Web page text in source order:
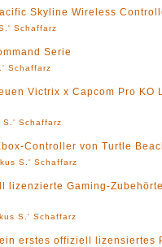
Skyline Wireless
Schaffarz
Serie
Schaffarz
Victrix x Capcom Pro KO
S.' Schaffarz
Controller von Turtle
S.' Schaffarz
lizenzierte Gaming-
S.' Schaffarz
erstes offiziell lizensiertes